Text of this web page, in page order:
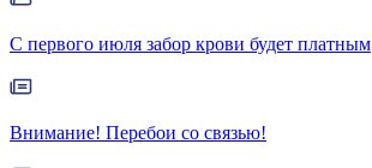
С первого июля забор крови будет платным
Внимание! Перебои со связью!